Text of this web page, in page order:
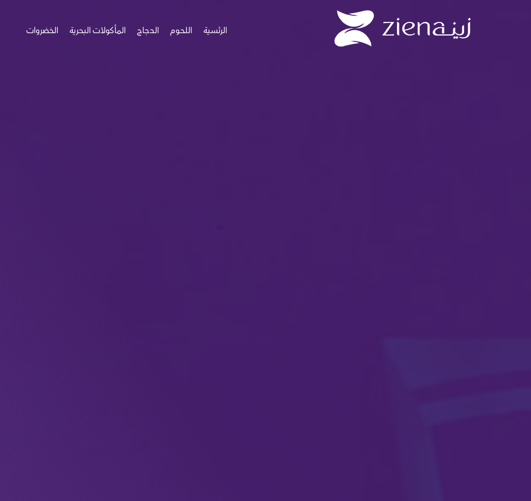
الرئسية اللحوم الدجاج المأكولات البحرية الخضروات